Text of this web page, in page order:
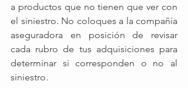
a productos que no tienen que ver con
el siniestro. No coloques a la compañía
aseguradora en posición de revisar
cada rubro de tus adquisiciones para
determinar si corresponden o no al
siniestro.